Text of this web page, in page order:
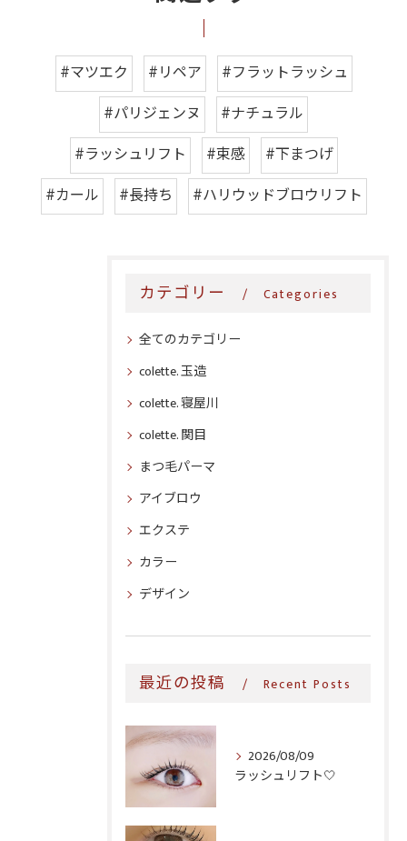
#マツエク #リペア
#フラットラッシュ
#パリジェンヌ
#ナチュラル
#ラッシュリフト
#束感
#下まつげ
#カール
#長持ち #ハリウッドブロウリフト
カテゴリー Categories
全てのカテゴリー
colette. 玉造
colette. 寝屋川
colette. 関目
まつ毛パーマ
アイブロウ
エクステ
カラー
デザイン
最近の投稿 Recent Posts
2026/08/09
ラッシュリフト‎🤍